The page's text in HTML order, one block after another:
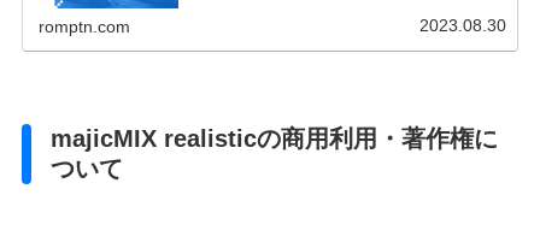
romptn.com 2023.08.30
majicMIX realisticの商用利用・著作権に
ついて